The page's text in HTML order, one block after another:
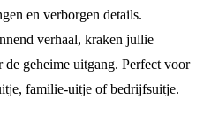
en verborgen details.
verhaal, kraken jullie
geheime uitgang. Perfect voor
familie-uitje of bedrijfsuitje.